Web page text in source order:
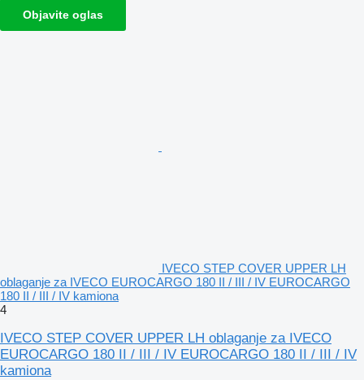
Objavite oglas
IVECO STEP COVER UPPER LH
oblaganje za IVECO EUROCARGO 180 II / III / IV EUROCARGO
180 II / III / IV kamiona
4
IVECO STEP COVER UPPER LH oblaganje za IVECO
EUROCARGO 180 II / III / IV EUROCARGO 180 II / III / IV
kamiona